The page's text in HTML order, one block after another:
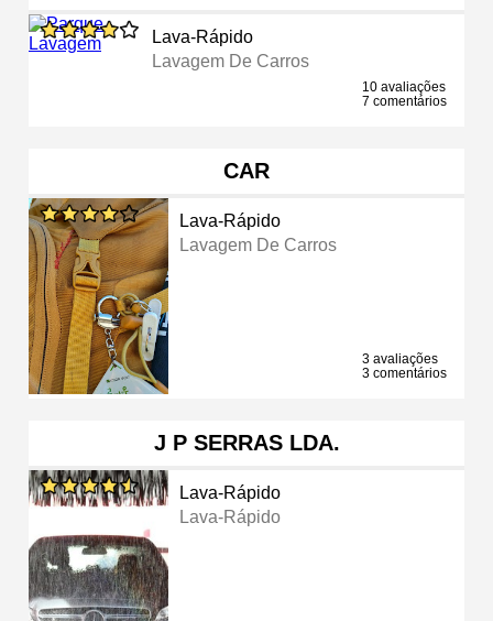
Lava-Rápido
Lavagem De Carros
10 avaliações
7 comentários
CAR
Lava-Rápido
Lavagem De Carros
3 avaliações
3 comentários
J P SERRAS LDA.
Lava-Rápido
Lava-Rápido